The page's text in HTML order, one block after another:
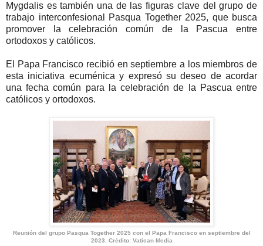
Mygdalis es también una de las figuras clave del grupo de
trabajo interconfesional Pasqua Together 2025, que busca
promover la celebración común de la Pascua entre
ortodoxos y católicos.
El Papa Francisco recibió en septiembre a los miembros de
esta iniciativa ecuménica y expresó su deseo de acordar
una fecha común para la celebración de la Pascua entre
católicos y ortodoxos.
Reunión del grupo Pasqua Together 2025 con el Papa Francisco en septiembre del
2023. Crédito: Vatican Media